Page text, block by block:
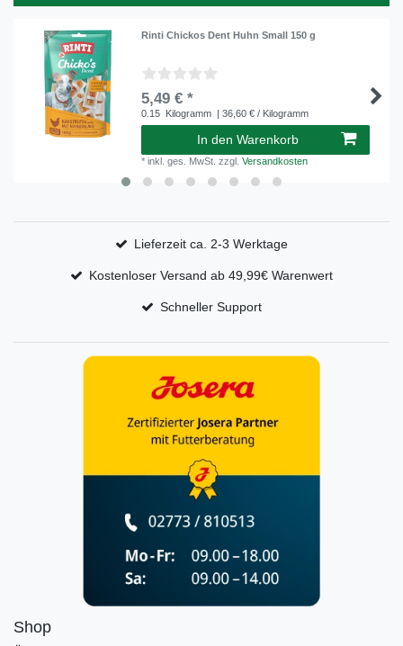
Rinti Chickos Dent Huhn Small 150 g
5,49 € *
0.15 Kilogramm | 36,60 € / Kilogramm
In den Warenkorb
*inkl. ges. MwSt. zzgl.Versandkosten
Lieferzeit ca. 2-3 Werktage
Kostenloser Versand ab 49,99€ Warenwert
Schneller Support
Shop